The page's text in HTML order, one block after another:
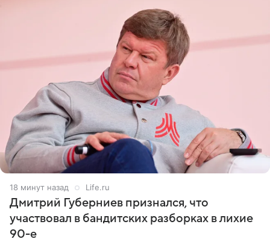
18 минут назад Life.ru
Дмитрий Губерниев признался, что
участвовал в бандитских разборках в лихие
90-е